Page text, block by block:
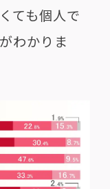
ても個人で
わかりま